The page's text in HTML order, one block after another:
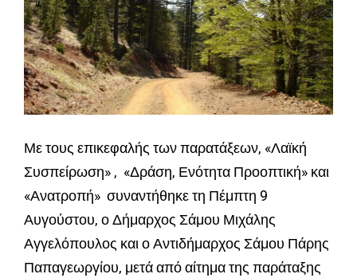
Με τους επικεφαλής των παρατάξεων, «Λαϊκή
Συσπείρωση» , «Δράση, Ενότητα Προοπτική» και
«Ανατροπή» συναντήθηκε τη Πέμπτη 9
Αυγούστου, ο Δήμαρχος Σάμου Μιχάλης
Αγγελόπουλος και ο Αντιδήμαρχος Σάμου Πάρης
Παπαγεωργίου, μετά από αίτημα της παράταξης